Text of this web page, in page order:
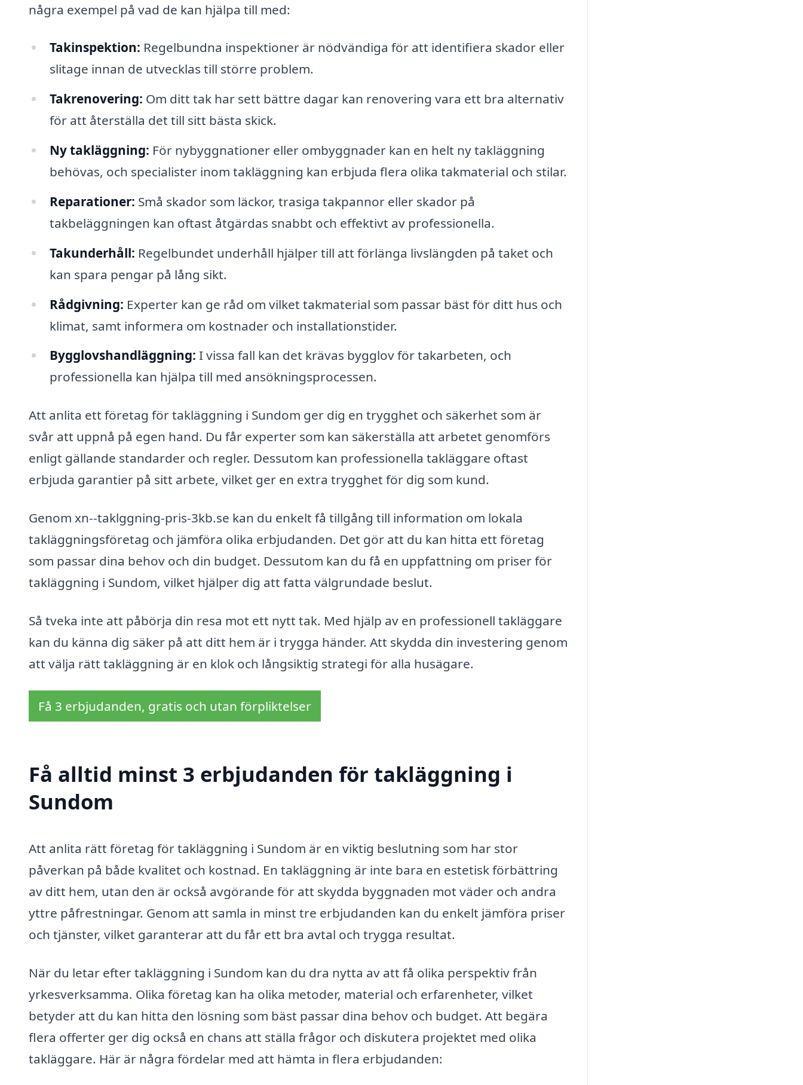
några exempel på vad de kan hjälpa till med:
Takinspektion: Regelbundna inspektioner är nödvändiga för att identifiera skador eller
slitage innan de utvecklas till större problem.
Takrenovering: Om ditt tak har sett bättre dagar kan renovering vara ett bra alternativ
för att återställa det till sitt bästa skick.
Ny takläggning: För nybyggnationer eller ombyggnader kan en helt ny takläggning
behövas, och specialister inom takläggning kan erbjuda flera olika takmaterial och stilar.
Reparationer: Små skador som läckor, trasiga takpannor eller skador på
takbeläggningen kan oftast åtgärdas snabbt och effektivt av professionella.
Takunderhåll: Regelbundet underhåll hjälper till att förlänga livslängden på taket och
kan spara pengar på lång sikt.
Rådgivning: Experter kan ge råd om vilket takmaterial som passar bäst för ditt hus och
klimat, samt informera om kostnader och installationstider.
Bygglovshandläggning: I vissa fall kan det krävas bygglov för takarbeten, och
professionella kan hjälpa till med ansökningsprocessen.
Att anlita ett företag för takläggning i Sundom ger dig en trygghet och säkerhet som är
svår att uppnå på egen hand. Du får experter som kan säkerställa att arbetet genomförs
enligt gällande standarder och regler. Dessutom kan professionella takläggare oftast
erbjuda garantier på sitt arbete, vilket ger en extra trygghet för dig som kund.
Genom xn--taklggning-pris-3kb.se kan du enkelt få tillgång till information om lokala
takläggningsföretag och jämföra olika erbjudanden. Det gör att du kan hitta ett företag
som passar dina behov och din budget. Dessutom kan du få en uppfattning om priser för
takläggning i Sundom, vilket hjälper dig att fatta välgrundade beslut.
Så tveka inte att påbörja din resa mot ett nytt tak. Med hjälp av en professionell takläggare
kan du känna dig säker på att ditt hem är i trygga händer. Att skydda din investering genom
att välja rätt takläggning är en klok och långsiktig strategi för alla husägare.
Få 3 erbjudanden, gratis och utan förpliktelser
Få alltid minst 3 erbjudanden för takläggning i
Sundom
Att anlita rätt företag för takläggning i Sundom är en viktig beslutning som har stor
påverkan på både kvalitet och kostnad. En takläggning är inte bara en estetisk förbättring
av ditt hem, utan den är också avgörande för att skydda byggnaden mot väder och andra
yttre påfrestningar. Genom att samla in minst tre erbjudanden kan du enkelt jämföra priser
och tjänster, vilket garanterar att du får ett bra avtal och trygga resultat.
När du letar efter takläggning i Sundom kan du dra nytta av att få olika perspektiv från
yrkesverksamma. Olika företag kan ha olika metoder, material och erfarenheter, vilket
betyder att du kan hitta den lösning som bäst passar dina behov och budget. Att begära
flera offerter ger dig också en chans att ställa frågor och diskutera projektet med olika
takläggare. Här är några fördelar med att hämta in flera erbjudanden: